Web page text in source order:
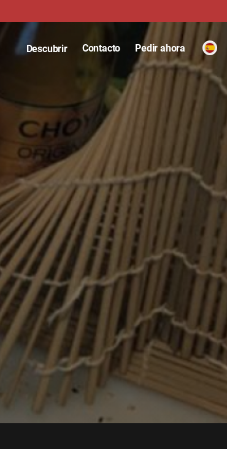
Descubrir Contacto Pedir ahora